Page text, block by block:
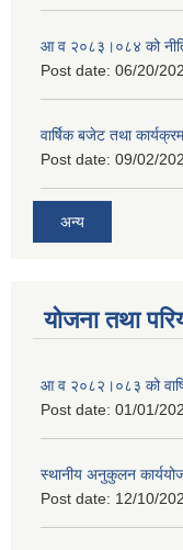
आ व २०८३।०८४ को
Post date: 06/20/
वार्षिक बजेट तथा
Post date: 09/02/
अन्य
योजना तथा
आ व २०८२।०८३ को
Post date: 01/01/
स्थानीय अनुकुलन
Post date: 12/10/